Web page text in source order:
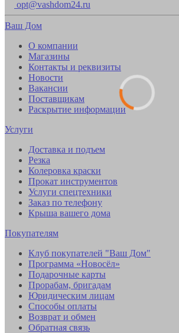
opt@vashdom24.ru
Ваш Дом
О компании
Магазины
Контакты и реквизиты
Новости
Вакансии
Поставщикам
Раскрытие информации
Услуги
Доставка и подъем
Резка
Колеровка краски
Прокат инструментов
Услуги спецтехники
Заказ по телефону
Крыша вашего дома
Покупателям
Клуб покупателей "Ваш Дом"
Программа «Новосёл»
Подарочные карты
Прорабам, бригадам
Юридическим лицам
Способы оплаты
Возврат и обмен
Обратная связь